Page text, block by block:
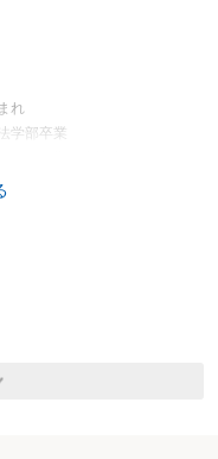
れ
学部卒業
事務所開設
トーン法律事務所開設
連載：スポーツ事故の法律